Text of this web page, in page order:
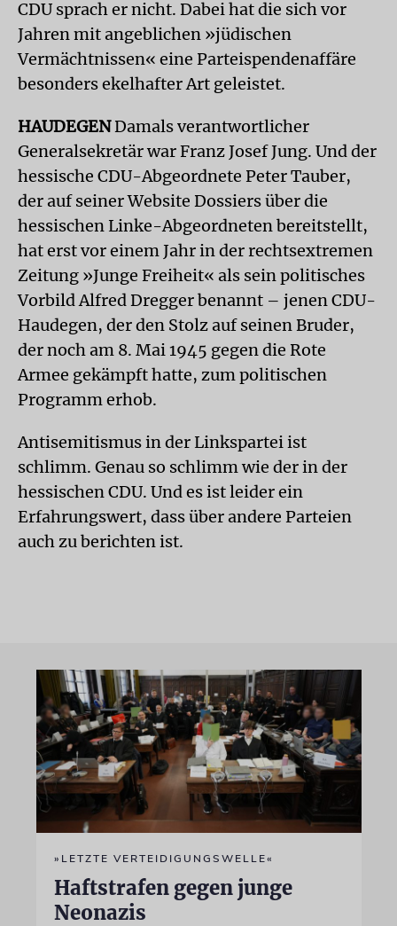
CDU sprach er nicht. Dabei hat die sich vor
Jahren mit angeblichen »jüdischen
Vermächtnissen« eine Parteispendenaffäre
besonders ekelhafter Art geleistet.
HAUDEGENDamals verantwortlicher
Generalsekretär war Franz Josef Jung. Und der
hessische CDU-Abgeordnete Peter Tauber,
der auf seiner Website Dossiers über die
hessischen Linke-Abgeordneten bereitstellt,
hat erst vor einem Jahr in der rechtsextremen
Zeitung »Junge Freiheit« als sein politisches
Vorbild Alfred Dregger benannt – jenen CDU-
Haudegen, der den Stolz auf seinen Bruder,
der noch am 8. Mai 1945 gegen die Rote
Armee gekämpft hatte, zum politischen
Programm erhob.
Antisemitismus in der Linkspartei ist
schlimm. Genau so schlimm wie der in der
hessischen CDU. Und es ist leider ein
Erfahrungswert, dass über andere Parteien
auch zu berichten ist.
»LETZTE VERTEIDIGUNGSWELLE«
Haftstrafen gegen junge
Neonazis